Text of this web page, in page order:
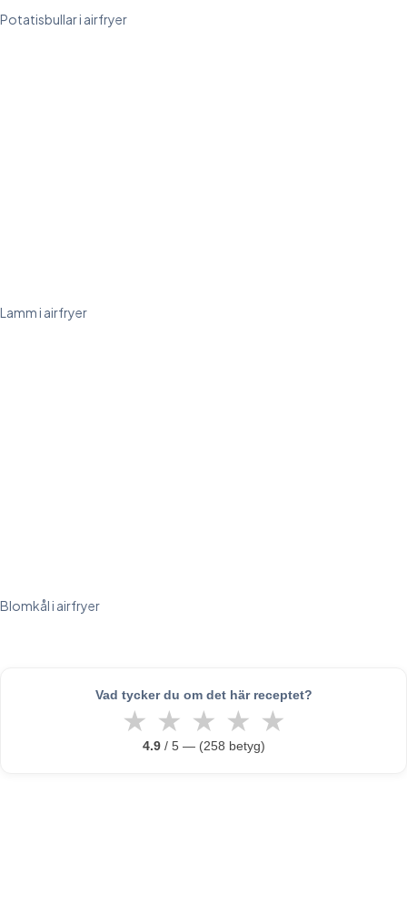
Potatisbullar i airfryer
Lamm i airfryer
Blomkål i airfryer
Vad tycker du om det här receptet?
★ ★ ★ ★ ★
4.9/ 5 — (258 betyg)